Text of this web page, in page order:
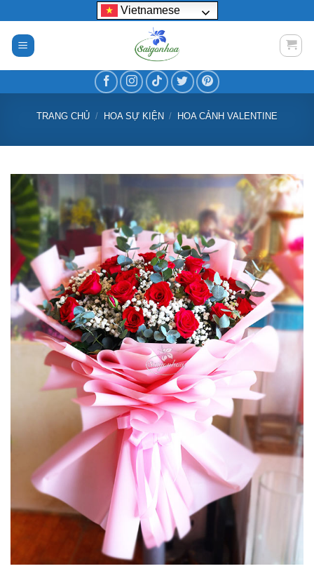
nội
dung
Vietnamese
TRANG CHỦ / HOA SỰ KIỆN / HOA CẢNH VALENTINE